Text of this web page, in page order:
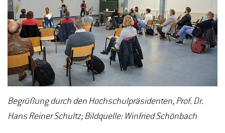
Begrüßung durch den Hochschulpräsidenten, Prof. Dr.
Hans Reiner Schultz; Bildquelle: Winfried Schönbach